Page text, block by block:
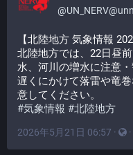
@
【北陸地方 気象情報
北陸地方では、22日昼
水、河川の増水に注意
遅くにかけて落雷や竜
意してください。
#気象情報 #北陸地方
2026年5月21日 06:57 · ·